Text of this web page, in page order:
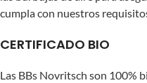
cumpla con nuestros
CERTIFICADO BIO
Las BBs Novritsch son 100%